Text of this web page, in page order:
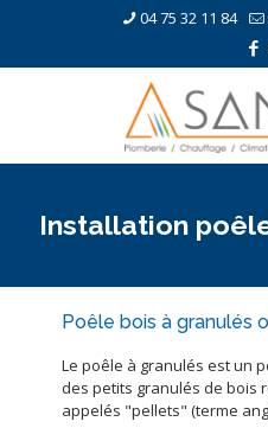
04 75 32 11 84
Installation
Poêle bois à granulés
Le poêle à granulés est un
des petits granulés de bois
appelés "pellets" (terme